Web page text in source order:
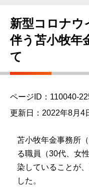
新型コロナウ
伴う苫小牧年
て
ページID：110040-
更新日：2022年8月4
苫小牧年金事務所
る職員（30代、女
染していることが
した。